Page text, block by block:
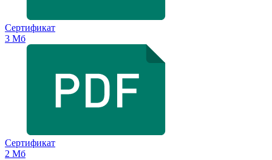
Сертификат
3 Мб
Сертификат
2 Мб